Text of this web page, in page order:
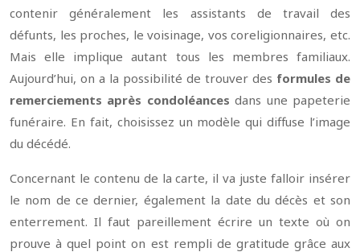
contenir généralement les assistants de travail des
défunts, les proches, le voisinage, vos coreligionnaires, etc.
Mais elle implique autant tous les membres familiaux.
Aujourd’hui, on a la possibilité de trouver des formules de
remerciements après condoléances dans une papeterie
funéraire. En fait, choisissez un modèle qui diffuse l’image
du décédé.
Concernant le contenu de la carte, il va juste falloir insérer
le nom de ce dernier, également la date du décès et son
enterrement. Il faut pareillement écrire un texte où on
prouve à quel point on est rempli de gratitude grâce aux